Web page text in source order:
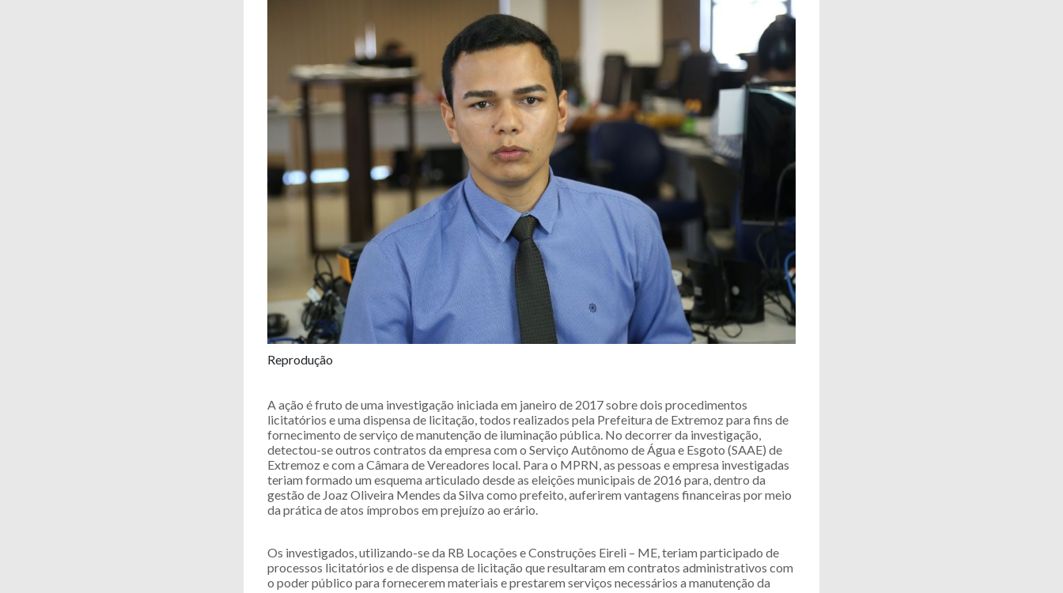
Reprodução
A ação é fruto de uma investigação iniciada em janeiro de 2017 sobre dois procedimentos
licitatórios e uma dispensa de licitação, todos realizados pela Prefeitura de Extremoz para fins de
fornecimento de serviço de manutenção de iluminação pública. No decorrer da investigação,
detectou-se outros contratos da empresa com o Serviço Autônomo de Água e Esgoto (SAAE) de
Extremoz e com a Câmara de Vereadores local. Para o MPRN, as pessoas e empresa investigadas
teriam formado um esquema articulado desde as eleições municipais de 2016 para, dentro da
gestão de Joaz Oliveira Mendes da Silva como prefeito, auferirem vantagens financeiras por meio
da prática de atos ímprobos em prejuízo ao erário.
Os investigados, utilizando-se da RB Locações e Construções Eireli – ME, teriam participado de
processos licitatórios e de dispensa de licitação que resultaram em contratos administrativos com
o poder público para fornecerem materiais e prestarem serviços necessários a manutenção da